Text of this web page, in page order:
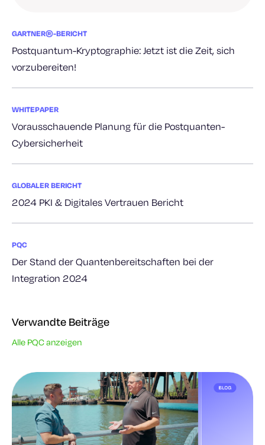
GARTNER®-BERICHT
Postquantum-Kryptographie: Jetzt ist die Zeit, sich
vorzubereiten!
WHITEPAPER
Vorausschauende Planung für die Postquanten-
Cybersicherheit
GLOBALER BERICHT
2024 PKI & Digitales Vertrauen Bericht
PQC
Der Stand der Quantenbereitschaften bei der
Integration 2024
Verwandte Beiträge
Alle PQC anzeigen